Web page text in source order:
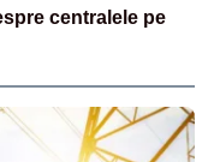
centralele pe